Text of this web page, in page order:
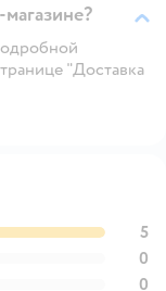
"Доставка
5
0
0